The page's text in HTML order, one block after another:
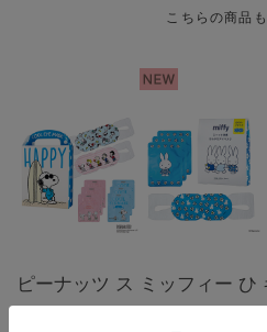
こちらの商品
ピーナッツ ス
ミッフィー ひ